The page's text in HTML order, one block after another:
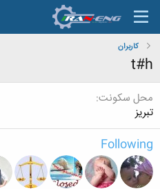
کاربران
t#h
محل سکونت
تبریز
Following